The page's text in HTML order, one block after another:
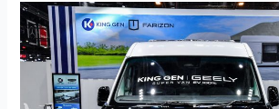
King
Gen
offers
discounts
of